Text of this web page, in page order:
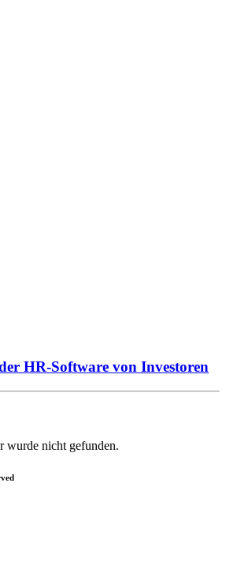
HR-Software von Investoren
wurde nicht gefunden.